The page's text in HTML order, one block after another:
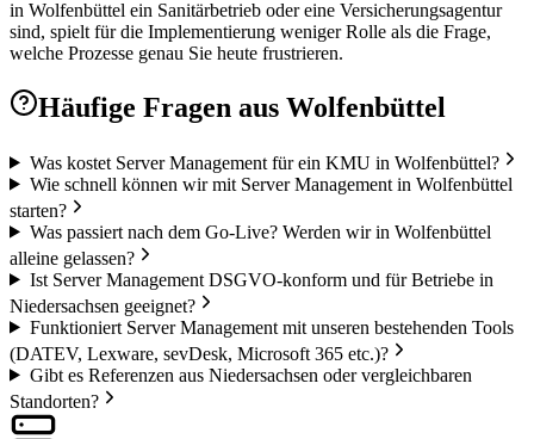
in Wolfenbüttel ein Sanitärbetrieb oder eine Versicherungsagentur
sind, spielt für die Implementierung weniger Rolle als die Frage,
welche Prozesse genau Sie heute frustrieren.
Häufige Fragen aus Wolfenbüttel
Was kostet Server Management für ein KMU in Wolfenbüttel?
Wie schnell können wir mit Server Management in Wolfenbüttel
starten?
Was passiert nach dem Go-Live? Werden wir in Wolfenbüttel
alleine gelassen?
Ist Server Management DSGVO-konform und für Betriebe in
Niedersachsen geeignet?
Funktioniert Server Management mit unseren bestehenden Tools
(DATEV, Lexware, sevDesk, Microsoft 365 etc.)?
Gibt es Referenzen aus Niedersachsen oder vergleichbaren
Standorten?